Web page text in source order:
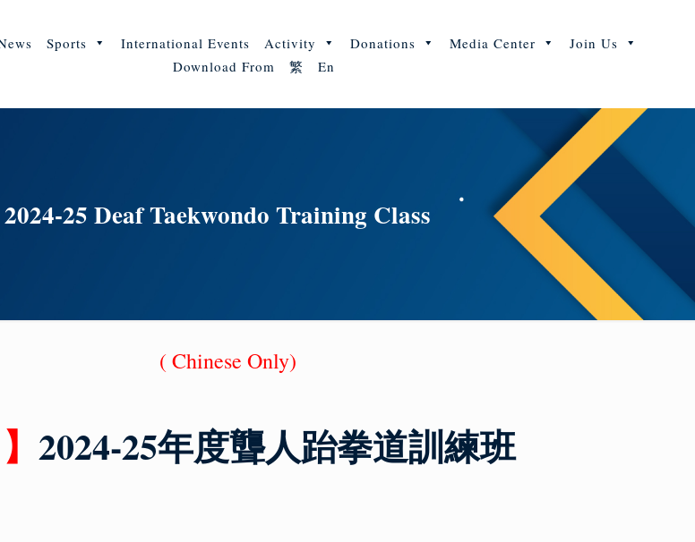
Sports International Events Activity Donations Media Center
Join Us
Download From
繁 En
2024-25 Deaf Taekwondo Training Class
( Chinese Only)
】2024-25年度聾人跆拳道訓練班